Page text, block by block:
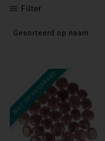
Filter
NIET OP VOORRAAD